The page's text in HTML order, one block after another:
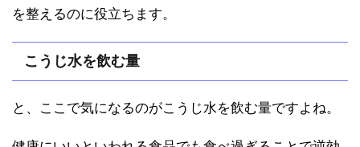
を整えるのに役立ちます。
こうじ水を飲む量
と、ここで気になるのがこうじ水を飲む量ですよね。